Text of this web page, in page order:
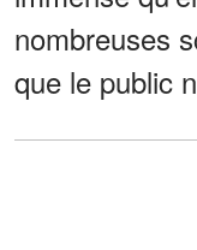
nombreuses
que le public